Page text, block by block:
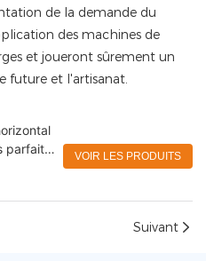
de la demande du
des machines de
et joueront sûrement un
future et l'artisanat.
parfaits
VOIR LES PRODUITS
Suivant